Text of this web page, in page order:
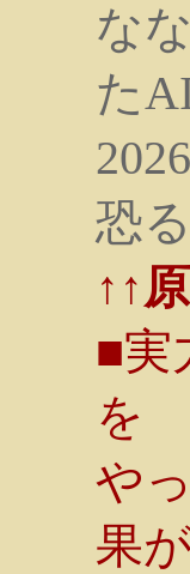
な
た
恐
↑↑
■実
を
や
果